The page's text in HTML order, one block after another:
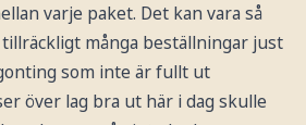
varje paket. Det kan vara så
många beställningar just
som inte är fullt ut
över lag bra ut här i dag skulle